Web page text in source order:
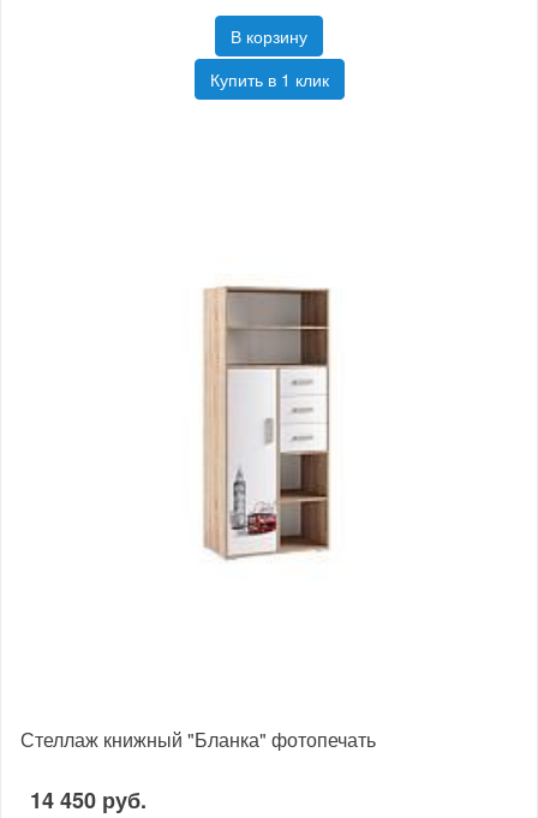
В корзину
Купить в 1 клик
Стеллаж книжный "Бланка" фотопечать
14 450 руб.